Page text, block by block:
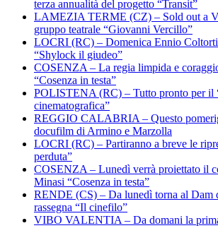
terza annualità del progetto “Transit”
LAMEZIA TERME (CZ) – Sold out a
gruppo teatrale “Giovanni Vercillo”
LOCRI (RC) – Domenica Ennio Coltorti
“Shylock il giudeo”
COSENZA – La regia limpida e
“Cosenza in testa”
POLISTENA (RC) – Tutto pronto per il
cinematografica”
REGGIO CALABRIA – Questo
docufilm di Armino e Marzolla
LOCRI (RC) – Partiranno a breve le
perduta”
COSENZA – Lunedì verrà proiettato il
Minasi “Cosenza in testa”
RENDE (CS) – Da lunedì torna al Dam
rassegna “Il cinefilo”
VIBO VALENTIA – Da domani la